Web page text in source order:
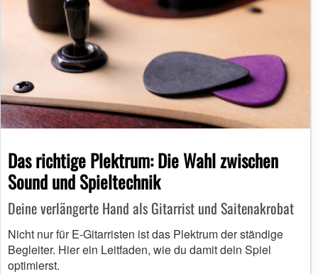
Das richtige Plektrum: Die Wahl zwischen
Sound und Spieltechnik
Deine verlängerte Hand als Gitarrist und Saitenakrobat
Nicht nur für E-Gitarristen ist das Plektrum der ständige
Begleiter. Hier ein Leitfaden, wie du damit dein Spiel
optimierst.